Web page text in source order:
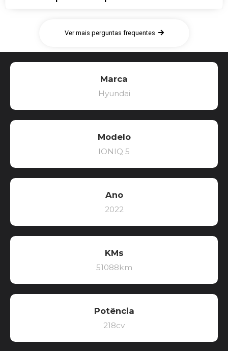
Ver mais perguntas frequentes
Marca
Hyundai
Modelo
IONIQ 5
Ano
2022
KMs
51088km
Potência
218cv